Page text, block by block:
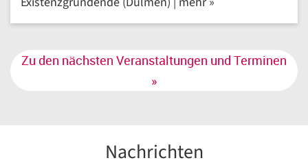
Zu den nächsten Veranstaltungen und Terminen
»
Nachrichten